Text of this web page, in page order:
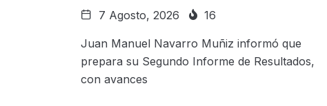
7 Agosto, 2026 16
Juan Manuel Navarro Muñiz informó que
prepara su Segundo Informe de Resultados,
con avances